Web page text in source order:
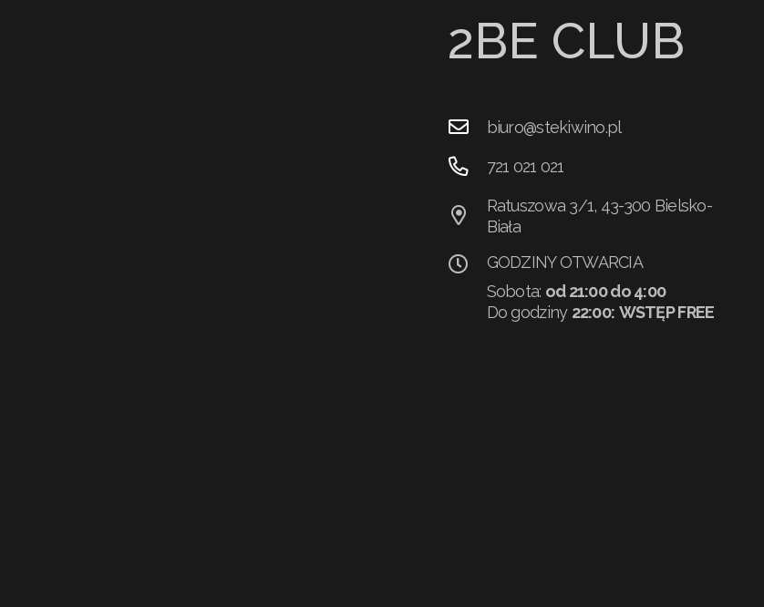
2BE CLUB
biuro@stekiwino.pl
721 021 021
Ratuszowa 3/1, 43-300 Bielsko-
Biała
GODZINY OTWARCIA
Sobota: od 21:00 do 4:00
Do godziny 22:00: WSTĘP FREE